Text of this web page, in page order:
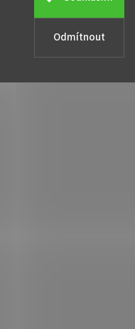
Odmítnout